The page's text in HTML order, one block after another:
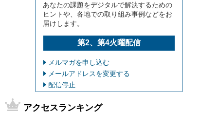
あなたの課題をデジタルで解決するための
ヒントや、各地での取り組み事例などをお
届けします。
第2、第4火曜配信
メルマガを申し込む
メールアドレスを変更する
配信停止
アクセスランキング